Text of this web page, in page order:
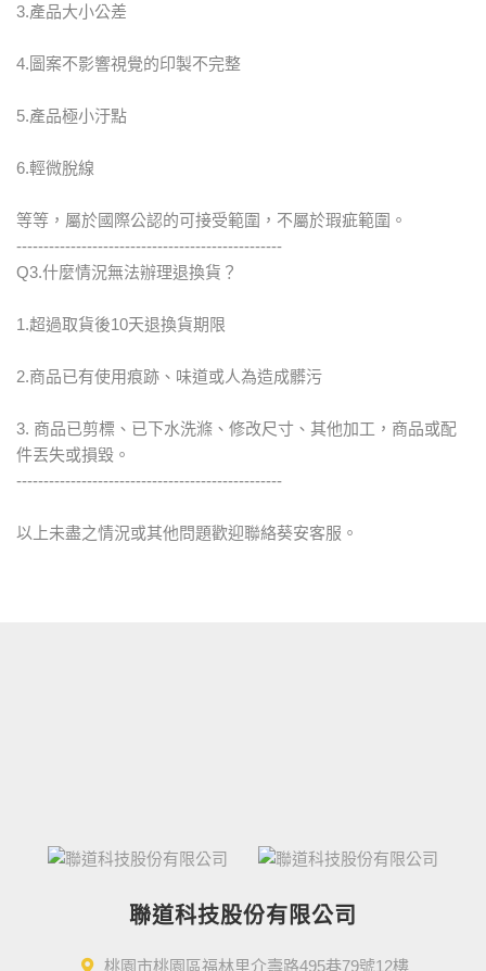
3.產品大小公差
4.圖案不影響視覺的印製不完整
5.產品極小汙點
6.輕微脫線
等等，屬於國際公認的可接受範圍，不屬於瑕疵範圍。
-------------------------------------------------
Q3.什麼情況無法辦理退換貨？
1.超過取貨後10天退換貨期限
2.商品已有使用痕跡、味道或人為造成髒污
3. 商品已剪標、已下水洗滌、修改尺寸、其他加工，商品或配
件丟失或損毀。
-------------------------------------------------
以上未盡之情況或其他問題歡迎聯絡葵安客服。
聯道科技股份有限公司
桃園市桃園區福林里介壽路495巷79號12樓